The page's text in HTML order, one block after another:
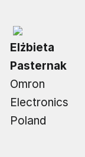
Elżbieta
Pasternak
Omron
Electronics
Poland